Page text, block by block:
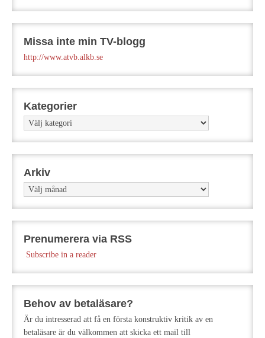
Missa inte min TV-blogg
http://www.atvb.alkb.se
Kategorier
Kategorier
Arkiv
Arkiv
Prenumerera via RSS
Subscribe in a reader
Behov av betaläsare?
Är du intresserad att få en första konstruktiv kritik av en
betaläsare är du välkommen att skicka ett mail till